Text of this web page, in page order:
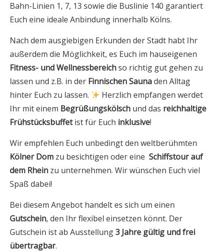
Bahn-Linien 1, 7, 13 sowie die Buslinie 140 garantiert
Euch eine ideale Anbindung innerhalb Kölns.
Nach dem ausgiebigen Erkunden der Stadt habt Ihr
außerdem die Möglichkeit, es Euch im hauseigenen
Fitness- und Wellnessbereichso richtig gut gehen zu
lassen und z.B. in der Finnischen Saunaden Alltag
hinter Euch zu lassen.
Herzlich empfangen werdet
Ihr mit einem Begrüßungskölsch und das reichhaltige
Frühstücksbuffetist für Euch inklusive!
Wir empfehlen Euch unbedingt den weltberühmten
Kölner Dom zu besichtigen oder eine Schiffstour auf
dem Rhein zu unternehmen. Wir wünschen Euch viel
Spaß dabei!
Bei diesem Angebot handelt es sich um einen
Gutschein, den Ihr flexibel einsetzen könnt. Der
Gutschein ist ab Ausstellung3 Jahre gültig und frei
übertragbar.